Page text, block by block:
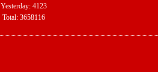
Yesterday: 4123
Total: 3658116